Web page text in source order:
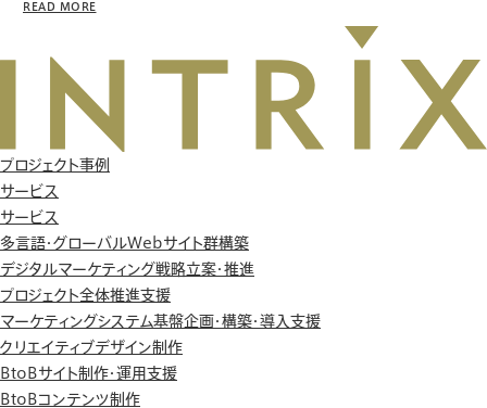
READ MORE
プロジェクト事例
サービス
サービス
多言語・グローバルWebサイト群構築
デジタルマーケティング戦略立案・推進
プロジェクト全体推進支援
マーケティングシステム基盤企画・構築・導入支援
クリエイティブデザイン制作
BtoBサイト制作・運用支援
BtoBコンテンツ制作